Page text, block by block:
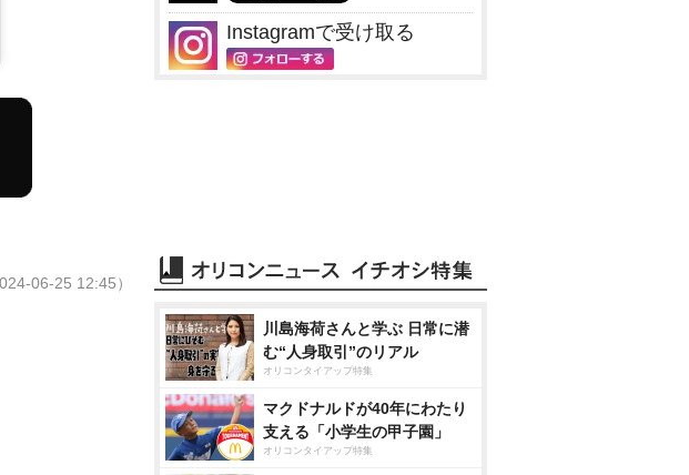
06-25 12:45）
Instagramで受け取る
川島海荷さんと学ぶ 日常に潜
む“人身取引”のリアル
オリコンタイアップ特集
マクドナルドが40年にわたり
支える「小学生の甲子園」
オリコンタイアップ特集